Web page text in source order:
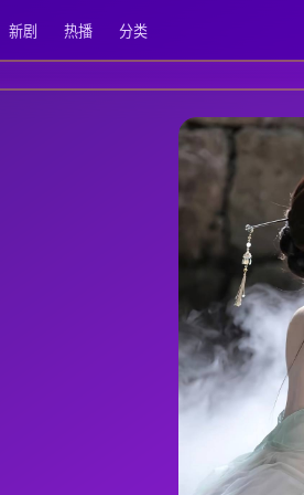
新剧 热播 分类